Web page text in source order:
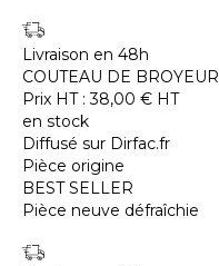
Livraison en 48h
COUTEAU DE BROYEUR
Prix HT :38,00 € HT
en stock
Diffusé sur Dirfac.fr
Pièce origine
BEST SELLER
Pièce neuve défraîchie